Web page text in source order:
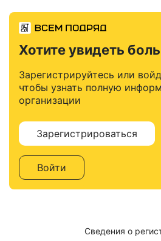
Хотите увидеть
Зарегистрируйтесь или
чтобы узнать полную
организации
Зарегистрироваться
Войти
Сведения о